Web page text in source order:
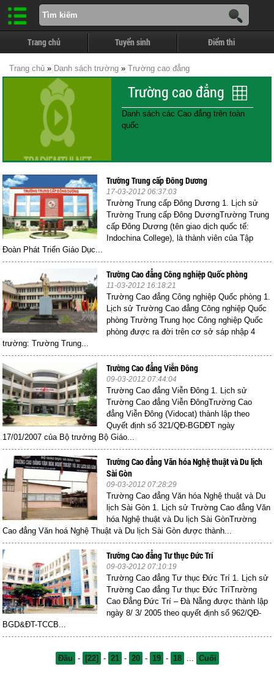
Trang chủ Tuyển sinh Điểm thi
Trang chủ » Danh sách trường » Trường cao đẳng
Trường cao đẳng
Danh sách các Cao đẳng trên toàn
quốc
Trường Trung cấp Đông Dương
17-03-2012 06:37:03
Trường Trung cấp Đông Dương 1. Lịch sử
Trường Trung cấp Đông DươngTrường Trung
cấp Đông Dương (tên giao dịch quốc tế:
Indochina College), là thành viên của Tập
Đoàn Phát Triển Giáo Dục...
Trường Cao đẳng Công nghiệp Quốc phòng
11-03-2012 16:18:21
Trường Cao đẳng Công nghiệp Quốc phòng 1.
Lịch sử Trường Cao đẳng Công nghiệp Quốc
phòng Trường Trung học Công nghiệp Quốc
phòng được ra đời trên cơ sở sáp nhập 4
trường: Trường Trung...
Trường Cao đẳng Viễn Đông
09-03-2012 07:44:04
Trường Cao đẳng Viễn Đông 1. Lịch sử
Trường Cao đẳng Viễn ĐôngTrường Cao
đẳng Viễn Đông (Vidocat) thành lập theo
Quyết định số 321/QĐ-BGDĐT ngày
17/01/2007 của Bộ trưởng Bộ Giáo...
Trường Cao đẳng Văn hóa Nghệ thuật và Du lịch
Sài Gòn
09-03-2012 07:28:29
Trường Cao đẳng Văn hóa Nghệ thuật và Du
lịch Sài Gòn 1. Lịch sử Trường Cao đẳng Văn
hóa Nghệ thuật và Du lịch Sài GònTrường
Cao đẳng Văn hoá Nghệ Thuật và Du lịch Sài Gòn được thành...
Trường Cao đẳng Tư thục Đức Trí
09-03-2012 07:10:19
Trường Cao đẳng Tư thục Đức Trí 1. Lịch sử
Trường Cao đẳng Tư thục Đức TríTrường
Cao Đẳng Đức Trí – Đà Nẵng được thành lập
ngày 8/ 3/ 2005 theo quyết định số 962/QĐ-
BGD&ĐT-TCCB...
Đầu - [22] - 21 - 20 - 19 - 18 ... Cuối